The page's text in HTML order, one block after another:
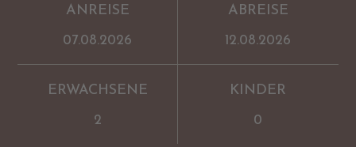
ANREISE ABREISE
ERWACHSENE KINDER